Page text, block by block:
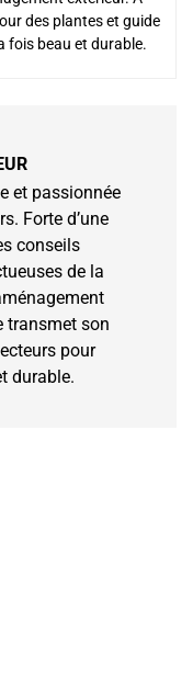
des plantes et guide
fois beau et durable.
et passionnée
Forte d’une
conseils
de la
transmet son
pour
durable.